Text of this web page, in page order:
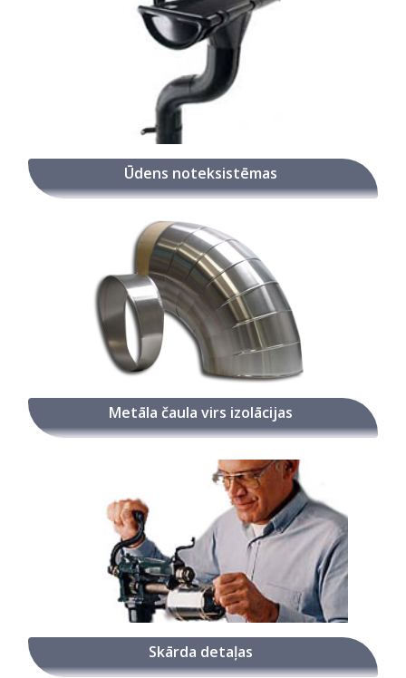
Ūdens noteksistēmas
Metāla čaula virs izolācijas
Skārda detaļas